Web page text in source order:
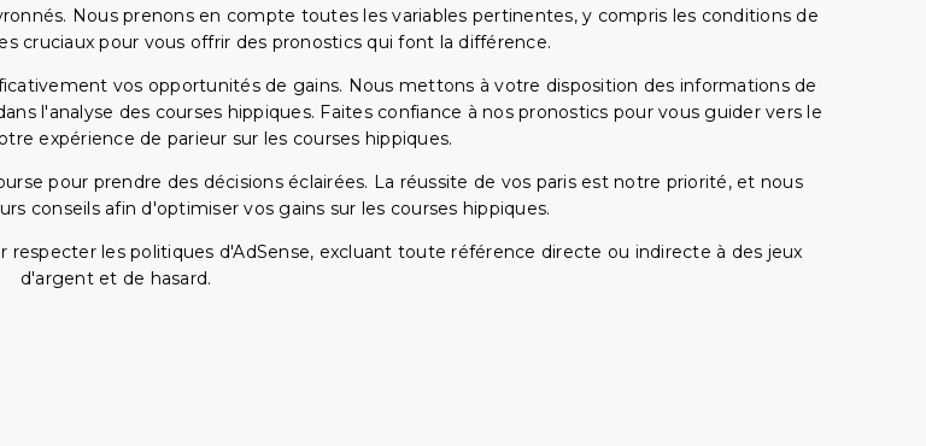
Nous prenons en compte toutes les variables pertinentes, y compris les conditions de
cruciaux pour vous offrir des pronostics qui font la différence.
vos opportunités de gains. Nous mettons à votre disposition des informations de
l'analyse des courses hippiques. Faites confiance à nos pronostics pour vous guider vers le
expérience de parieur sur les courses hippiques.
pour prendre des décisions éclairées. La réussite de vos paris est notre priorité, et nous
conseils afin d'optimiser vos gains sur les courses hippiques.
les politiques d'AdSense, excluant toute référence directe ou indirecte à des jeux
d'argent et de hasard.